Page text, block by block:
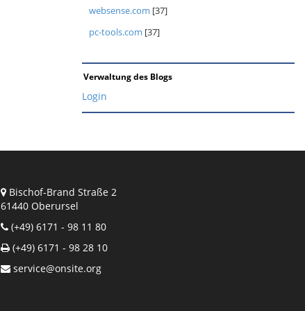
websense.com [37]
pc-tools.com [37]
Verwaltung des Blogs
Login
Bischof-Brand Straße 2
61440 Oberursel
(+49) 6171 - 98 11 80
(+49) 6171 - 98 28 10
service@onsite.org